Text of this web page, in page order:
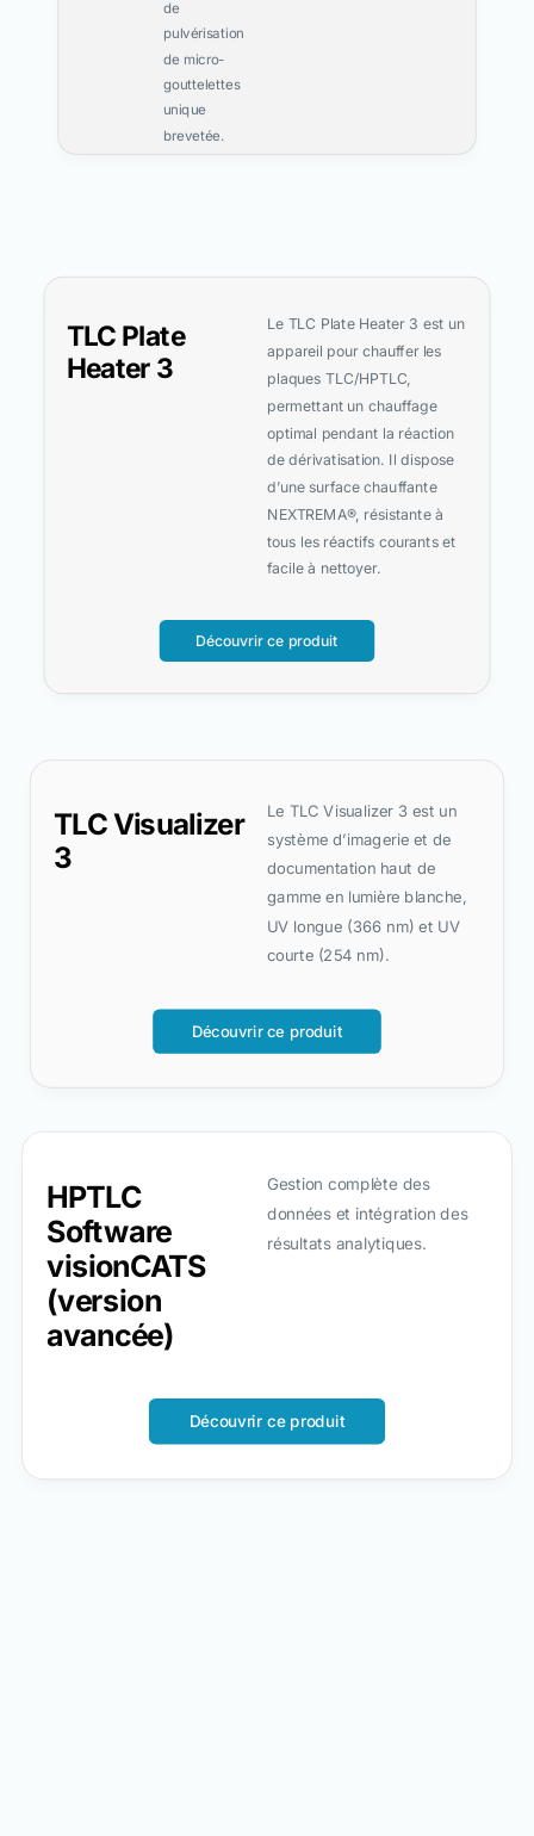
de
pulvérisation
de micro-
gouttelettes
unique
brevetée.
TLC Plate
Heater 3
Le TLC Plate Heater 3 est un
appareil pour chauffer les
plaques TLC/HPTLC,
permettant un chauffage
optimal pendant la réaction
de dérivatisation. Il dispose
d’une surface chauffante
NEXTREMA®, résistante à
tous les réactifs courants et
facile à nettoyer.
Découvrir ce produit
TLC Visualizer
3
Le TLC Visualizer 3 est un
système d’imagerie et de
documentation haut de
gamme en lumière blanche,
UV longue (366 nm) et UV
courte (254 nm).
Découvrir ce produit
HPTLC
Software
visionCATS
(version
avancée)
Gestion complète des
données et intégration des
résultats analytiques.
Découvrir ce produit